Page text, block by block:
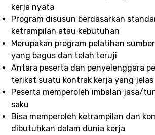
kerja nyata
Program disusun berdasarkan
ketrampilan atau kebutuhan
Merupakan program pelatihan
yang bagus dan telah teruji
Antara peserta dan penyelenggara
terikat suatu kontrak kerja yang jelas
Peserta memperoleh imbalan jasa/
saku
Bisa memperoleh ketrampilan dan
dibutuhkan dalam dunia kerja